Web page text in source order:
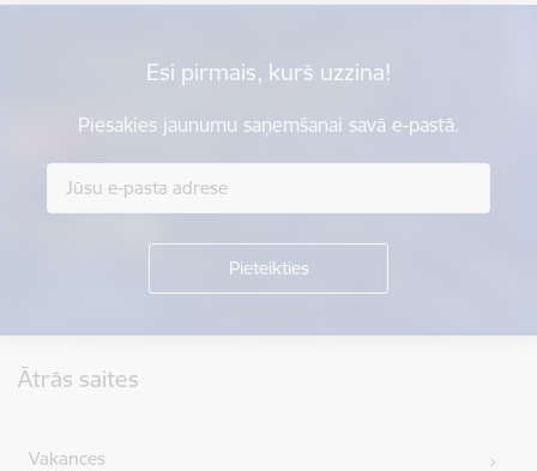
Esi pirmais, kurš uzzina!
Piesakies jaunumu saņemšanai savā e-pastā.
Ātrās saites
Vakances